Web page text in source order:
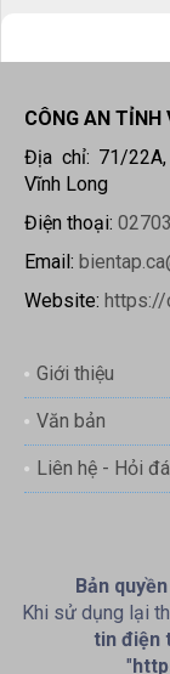
CÔNG AN TỈNH
Địa chỉ: 71/
Vĩnh Long
Điện thoại:
Email:
Website: https://
Giới thiệu
Văn bản
Liên hệ - Hỏi
Bản
Khi sử dụng lại
tin điện
"